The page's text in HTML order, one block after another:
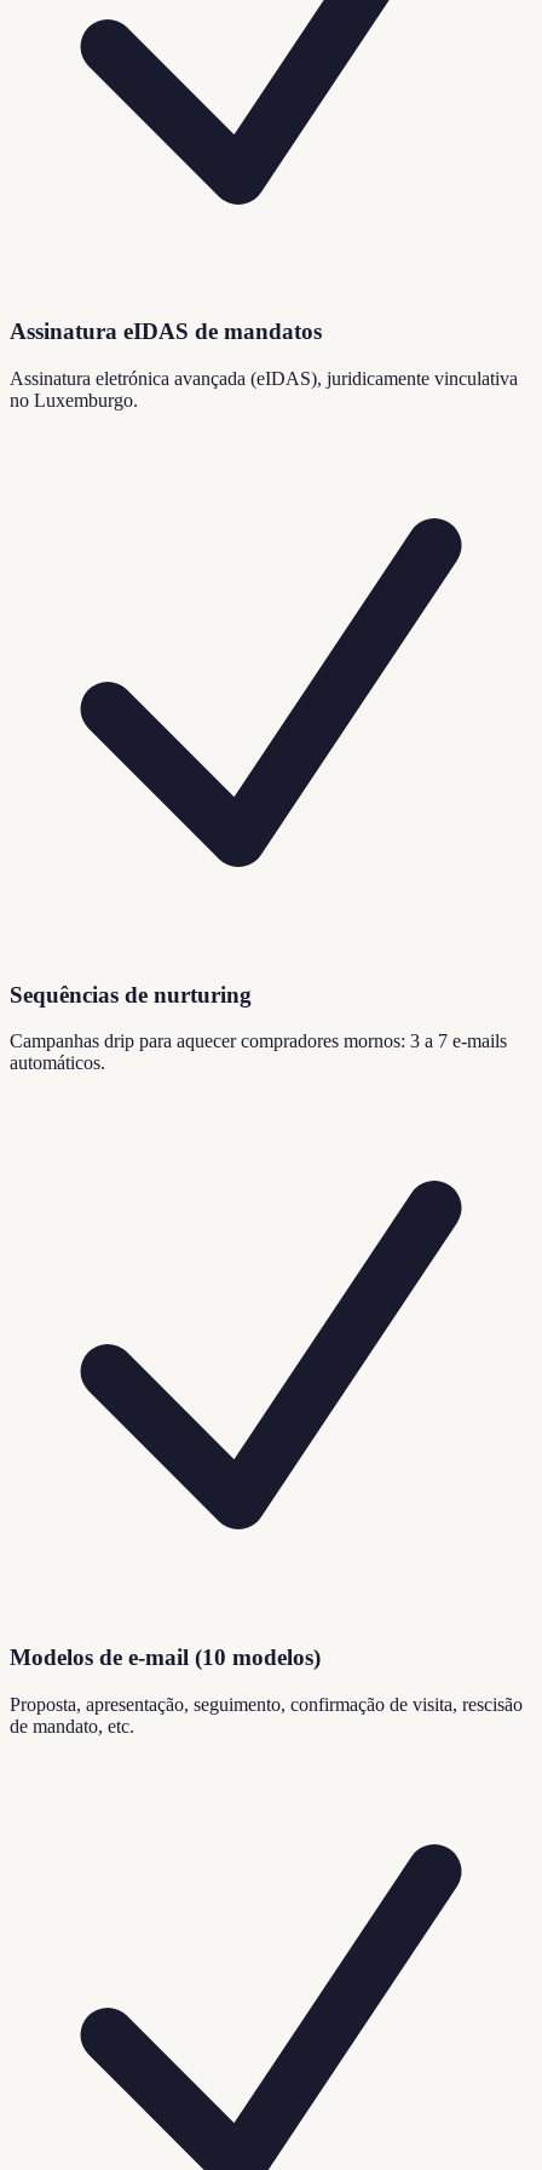
Assinatura eIDAS de mandatos
Assinatura eletrónica avançada (eIDAS), juridicamente vinculativa
no Luxemburgo.
Sequências de nurturing
Campanhas drip para aquecer compradores mornos: 3 a 7 e-mails
automáticos.
Modelos de e-mail (10 modelos)
Proposta, apresentação, seguimento, confirmação de visita, rescisão
de mandato, etc.